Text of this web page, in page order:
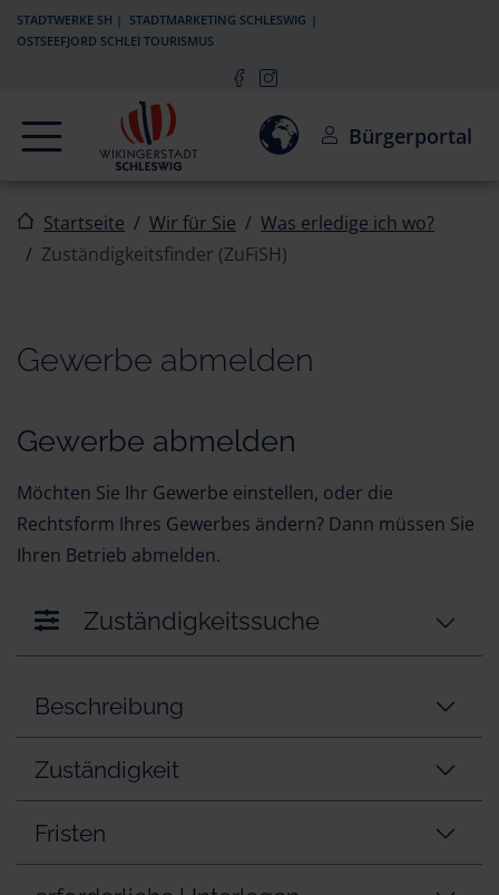
Zur Navigation springen
Zum Inhalt springen
STADTWERKE SH
STADTMARKETING SCHLESWIG
OSTSEEFJORD SCHLEI TOURISMUS
Navigation Einwilligung zur Aktivierung
Bürgerportal
Startseite Wir für Sie
Was erledige ich wo?
Zuständigkeitsfinder (ZuFiSH)
Gewerbe abmelden
Gewerbe abmelden
Möchten Sie Ihr Gewerbe einstellen, oder die
Rechtsform Ihres Gewerbes ändern? Dann müssen Sie
Ihren Betrieb abmelden.
Zuständigkeitssuche
Beschreibung
Zuständigkeit
Fristen